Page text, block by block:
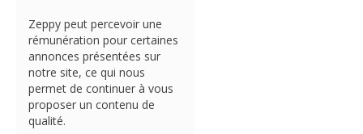
Zeppy peut percevoir une
rémunération pour certaines
annonces présentées sur
notre site, ce qui nous
permet de continuer à vous
proposer un contenu de
qualité.